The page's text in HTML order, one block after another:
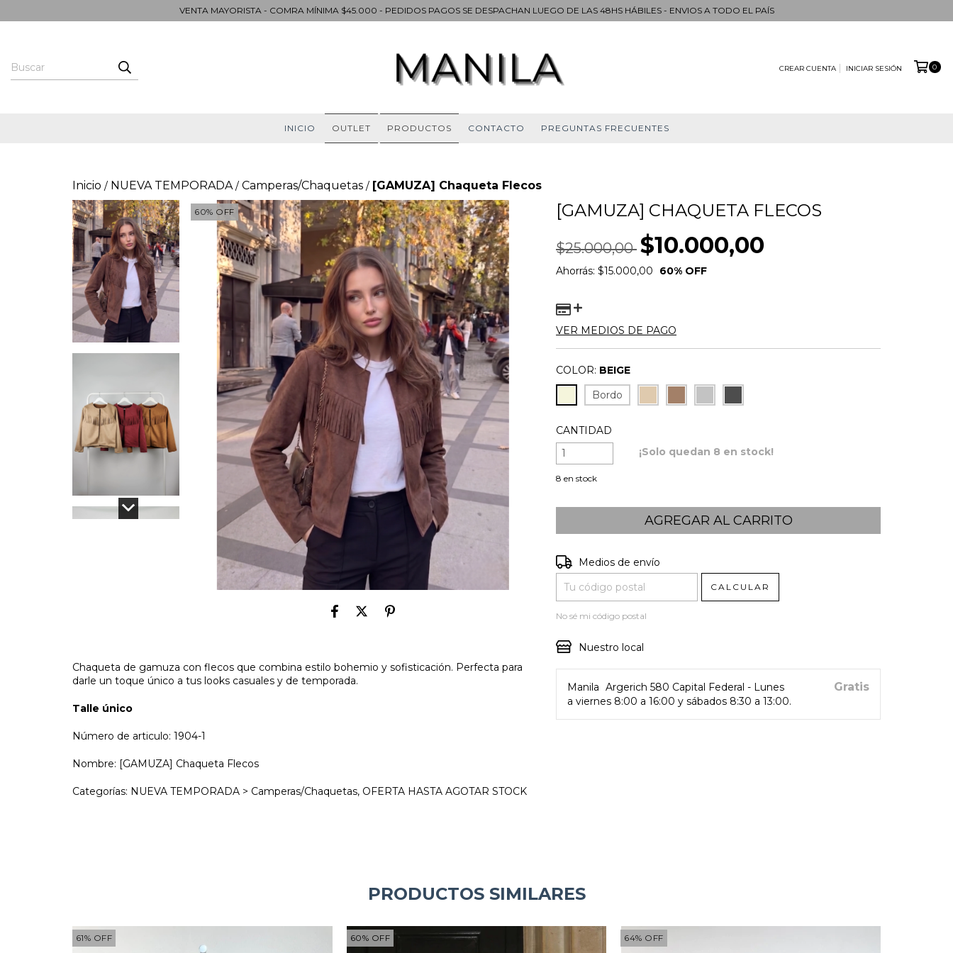
VENTA MAYORISTA - COMRA MÍNIMA $45.000 - PEDIDOS PAGOS SE DESPACHAN LUEGO DE LAS 48HS HÁBILES - ENVIOS A TODO EL PAÍS
CREAR CUENTA INICIAR SESIÓN 0
INICIO OUTLET PRODUCTOS CONTACTO PREGUNTAS FRECUENTES
Inicio / NUEVA TEMPORADA / Camperas/Chaquetas / [GAMUZA] Chaqueta Flecos
60% OFF
Chaqueta de gamuza con flecos que combina estilo bohemio y sofisticación. Perfecta para
darle un toque único a tus looks casuales y de temporada.
Talle único
Número de articulo: 1904-1
Nombre: [GAMUZA] Chaqueta Flecos
Categorías: NUEVA TEMPORADA > Camperas/Chaquetas, OFERTA HASTA AGOTAR STOCK
[GAMUZA] CHAQUETA FLECOS
$25.000,00 $10.000,00
Ahorrás: $15.000,00 60% OFF
VER MEDIOS DE PAGO
COLOR: BEIGE
Bordo
CANTIDAD
8 en stock
¡Solo quedan 8 en stock!
Entregas para el CP:
Medios de envío
CALCULAR
No sé mi código postal
Nuestro local
Manila Argerich 580 Capital Federal - Lunes
a viernes 8:00 a 16:00 y sábados 8:30 a 13:00.
Gratis
PRODUCTOS SIMILARES
61% OFF 60% OFF 64% OFF